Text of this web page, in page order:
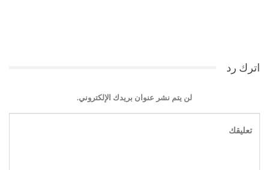
اترك رد
لن يتم نشر عنوان بريدك الإلكتروني.